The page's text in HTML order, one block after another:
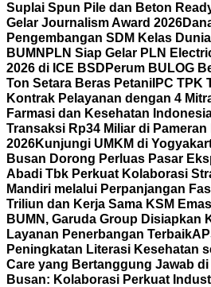
Suplai Spun Pile dan Beton
Gelar Journalism Award 2026
Pengembangan SDM Kelas
BUMN PLN Siap Gelar PLN
2026 di ICE BSD Perum BULOG
Ton Setara Beras Petani IPC TPK
Kontrak Pelayanan dengan 4
Farmasi dan Kesehatan
Transaksi Rp34 Miliar di
2026Kunjungi UMKM di
Busan Dorong Perluas Pasar
Abadi Tbk Perkuat Kolaborasi
Mandiri melalui Perpanjangan
Triliun dan Kerja Sama KSM Emas
BUMN, Garuda Group Disiapkan
Layanan Penerbangan Terbaik
Peningkatan Literasi Kesehatan
Care yang Bertanggung Jawab
Busan: Kolaborasi Perkuat